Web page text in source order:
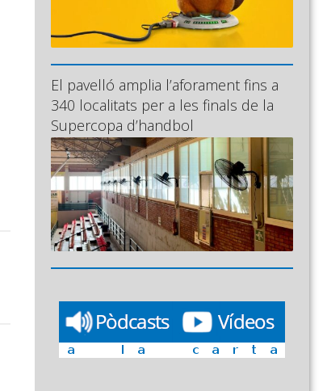
El pavelló amplia l’aforament fins a
340 localitats per a les finals de la
Supercopa d’handbol